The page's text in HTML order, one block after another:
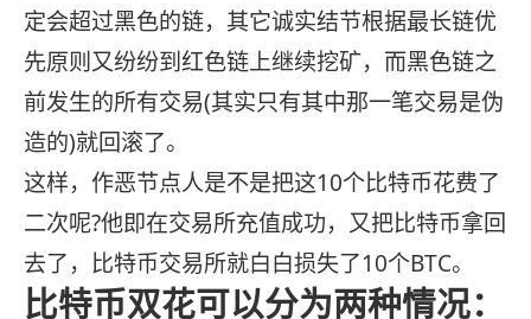
定会超过黑色的链，其它诚实结节根据最长链优
先原则又纷纷到红色链上继续挖矿，而黑色链之
前发生的所有交易(其实只有其中那一笔交易是伪
造的)就回滚了。
这样，作恶节点人是不是把这10个比特币花费了
二次呢?他即在交易所充值成功，又把比特币拿回
去了，比特币交易所就白白损失了10个BTC。
比特币双花可以分为两种情况：